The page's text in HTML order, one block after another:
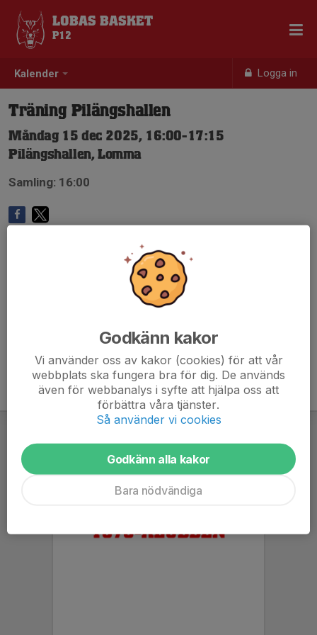
Kalender Logga in
LOBAS BASKET
P12
Träning Pilängshallen
Måndag 15 dec 2025, 16:00-17:15
Pilängshallen, Lomma
Samling: 16:00
Godkänn kakor
Vi använder oss av kakor (cookies) för att vår
webbplats ska fungera bra för dig. De används
även för webbanalys i syfte att hjälpa oss att
förbättra våra tjänster.
Så använder vi cookies
Godkänn alla kakor
Bara nödvändiga